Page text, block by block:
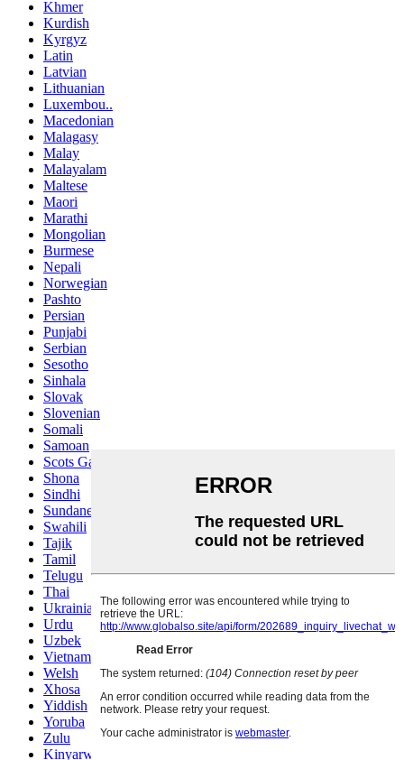
Khmer
Kurdish
Kyrgyz
Latin
Latvian
Lithuanian
Luxembou..
Macedonian
Malagasy
Malay
Malayalam
Maltese
Maori
Marathi
Mongolian
Burmese
Nepali
Norwegian
Pashto
Persian
Punjabi
Serbian
Sesotho
Sinhala
Slovak
Slovenian
Somali
Samoan
Scots Gaelic
Shona
Sindhi
Sundanese
Swahili
Tajik
Tamil
Telugu
Thai
Ukrainian
Urdu
Uzbek
Vietnamese
Welsh
Xhosa
Yiddish
Yoruba
Zulu
Kinyarwanda